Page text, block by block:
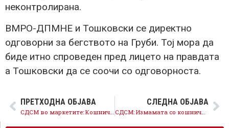
неконтролирана.
ВМРО-ДПМНЕ и Тошковски се директно
одговорни за бегството на Груби. Тој мора да
биде итно спроведен пред лицето на правдата
а Тошковски да се соочи со одговорноста.
ПРЕТХОДНА ОБЈАВА СЛЕДНА ОБЈАВА
СДСМ: Измамата со кошничката се гледа во маркерите – повисоки цени наместо пониски